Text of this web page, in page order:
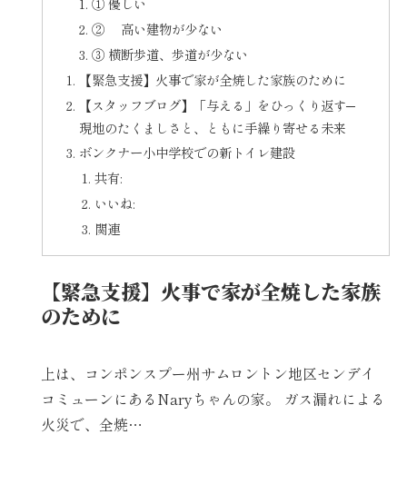
② 高い建物が少ない
③ 横断歩道、歩道が少ない
【緊急支援】火事で家が全焼した家族のために
【スタッフブログ】「与える」をひっくり返す─
現地のたくましさと、ともに手繰り寄せる未来
ボンクナー小中学校での新トイレ建設
共有:
いいね:
関連
【緊急支援】火事で家が全焼した家族
のために
上は、コンポンスプー州サムロントン地区センデイ
コミューンにあるNaryちゃんの家。 ガス漏れによる
火災で、全焼…